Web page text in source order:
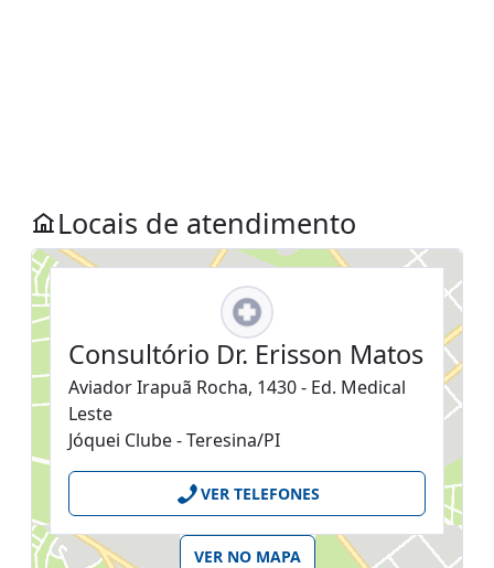
Locais de atendimento
Consultório Dr. Erisson Matos
Aviador Irapuã Rocha, 1430 - Ed. Medical
Leste
Jóquei Clube - Teresina/PI
VER TELEFONES
VER NO MAPA